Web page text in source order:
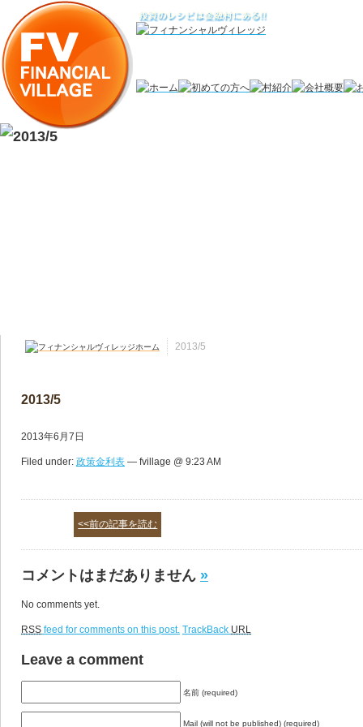
2013/5
2013/5
2013年6月7日
Filed under: 政策金利表 — fvillage @ 9:23 AM
<<前の記事を読む
コメントはまだありません »
No comments yet.
RSS feed for comments on this post. TrackBack URL
Leave a comment
名前 (required)
Mail (will not be published) (required)